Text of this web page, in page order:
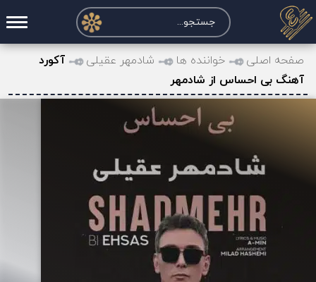
صفحه اصلی
درخواست آکورد
نت و تبلچر
حساب کاربری
صفحه اصلی خواننده ها شادمهر عقیلی
آکورد
آهنگ بی احساس از شادمهر